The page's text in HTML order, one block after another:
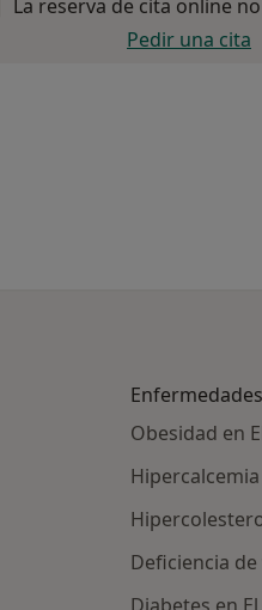
La reserva de cita online
Pedir una cita
Obesidad en
Deficiencia